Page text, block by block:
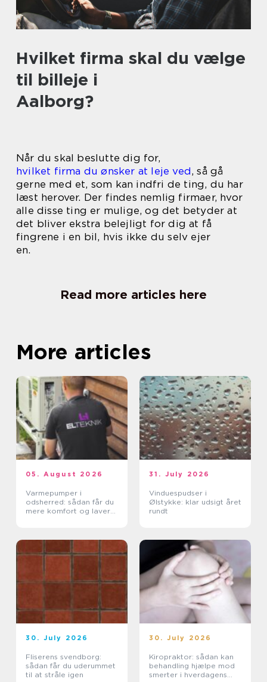
Hvilket firma skal du vælge
til billeje i
Aalborg?
Når du skal beslutte dig for,
hvilket firma du ønsker at leje ved, så gå
gerne med et, som kan indfri de ting, du har
læst herover. Der findes nemlig firmaer, hvor
alle disse ting er mulige, og det betyder at
det bliver ekstra belejligt for dig at få
fingrene i en bil, hvis ikke du selv ejer
en.
Read more articles here
More articles
05. August 2026
Varmepumper i
odsherred: sådan får du
mere komfort og lavere
31. July 2026
Vinduespudser i
Ølstykke: klar udsigt året
rundt
30. July 2026
Fliserens svendborg:
sådan får du uderummet
til at stråle igen
30. July 2026
Kiropraktor: sådan kan
behandling hjælpe mod
smerter i hverdagens